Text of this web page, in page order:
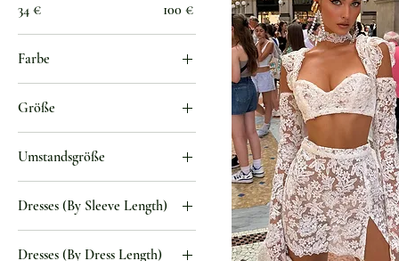
34 € 100 €
Farbe
Blau
Blue02
Braun
customization2
Größe
1XL
4XL
Umstandsgröße
US 12
Dresses (By Sleeve Length)
Dresses (By Dress Length)